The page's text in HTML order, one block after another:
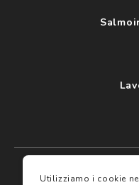
I miei preferiti
Utilizziamo i cookie